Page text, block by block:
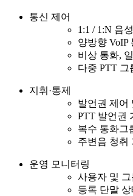
통신 제어
1:1 / 1:N 음
양방향 VoIP
비상 통화,
다중 PTT 그
지휘·통제
발언권 제어
PTT 발언권
복수 통화그
주변음 청취
운영 모니터링
사용자 및
등록 단말